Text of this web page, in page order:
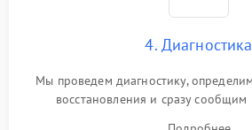
4. Диагностика
Мы проведем диагностику,
восстановления и сразу